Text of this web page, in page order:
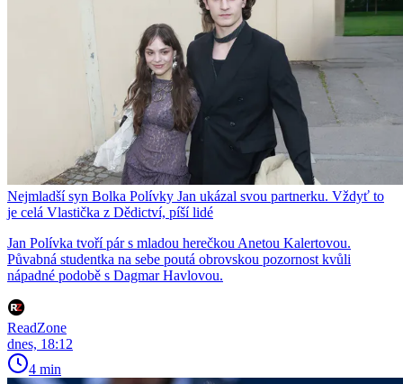
Nejmladší syn Bolka Polívky Jan ukázal svou partnerku. Vždyť to
je celá Vlastička z Dědictví, píší lidé
Jan Polívka tvoří pár s mladou herečkou Anetou Kalertovou.
Půvabná studentka na sebe poutá obrovskou pozornost kvůli
nápadné podobě s Dagmar Havlovou.
ReadZone
dnes, 18:12
4 min